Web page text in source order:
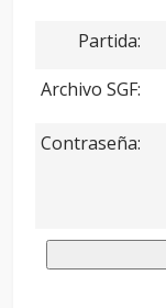
Partida:
Archivo SGF:
Contraseña: